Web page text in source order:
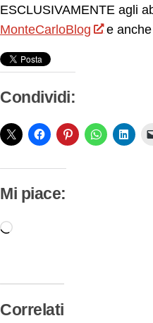
ESCLUSIVAMENTE agli
MonteCarloBlog
e anche
Condividi:
Mi piace:
Caricamento
Correlati